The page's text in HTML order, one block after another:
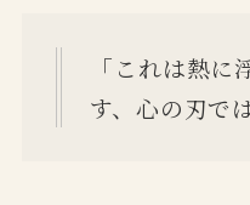
「これは熱
す、心の刃で